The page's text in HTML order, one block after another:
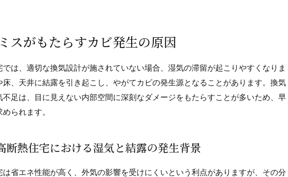
スがもたらすカビ発生の原因
では、適切な換気設計が施されていない場合、湿気の滞留が起こりやすくなりま
床、天井に結露を引き起こし、やがてカビの発生源となることがあります。換気
不足は、目に見えない内部空間に深刻なダメージをもたらすことが多いため、早
られます。
断熱住宅における湿気と結露の発生背景
は省エネ性能が高く、外気の影響を受けにくいという利点がありますが、その分